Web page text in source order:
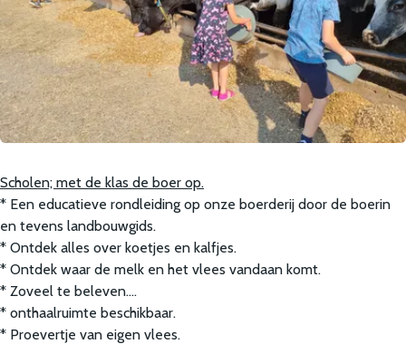
Scholen; met de klas de boer op.
* Een educatieve rondleiding op onze boerderij door de boerin
en tevens landbouwgids.
* Ontdek alles over koetjes en kalfjes.
* Ontdek waar de melk en het vlees vandaan komt.
* Zoveel te beleven….
* onthaalruimte beschikbaar.
* Proevertje van eigen vlees.